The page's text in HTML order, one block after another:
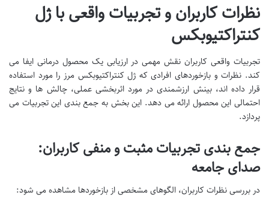
نظرات کاربران و تجربیات واقعی با ژل
کنتراکتیوبکس
تجربیات واقعی کاربران نقش مهمی در ارزیابی یک محصول درمانی ایفا می
کند. نظرات و بازخوردهای افرادی که ژل کنتراکتیوبکس مرز را مورد استفاده
قرار داده اند، بینش ارزشمندی در مورد اثربخشی عملی، چالش ها و نتایج
احتمالی این محصول ارائه می دهد. این بخش به جمع بندی این تجربیات می
پردازد.
جمع بندی تجربیات مثبت و منفی کاربران:
صدای جامعه
در بررسی نظرات کاربران، الگوهای مشخصی از بازخوردها مشاهده می شود: